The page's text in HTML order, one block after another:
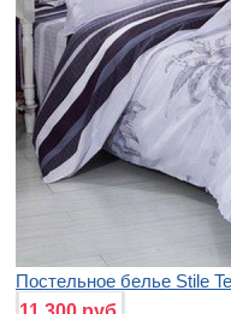
Постельное белье Stile